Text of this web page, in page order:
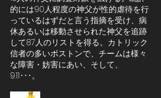
的には90人程度の神父が性的虐待を行
っているはずだと言う指摘を受け、病
休あるいは移動させられた神父を追跡
して87人のリストを得る。カトリック
信者の多いボストンで、チームは様々
な障害・妨害にあい、そして、
9.11･･･。